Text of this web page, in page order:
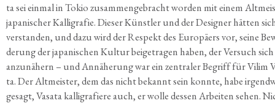
ta sei ein­mal in Tokio zusam­men­ge­bracht wor­den mit einem
japa­ni­scher Kal­li­gra­fie. Die­ser Künst­ler und der Desi­gner hät­ten
ver­stan­den, und dazu wird der Respekt des Euro­pä­ers vor, sei­ne
de­rung der japa­ni­schen Kul­tur bei­getra­gen haben, der Ver­such
anzu­nä­hern – und Annä­he­rung war ein zen­tra­ler Begriff für Vilim
ta. Der Alt­meis­ter, dem das nicht bekannt sein konn­te, habe
gesagt, Vasa­ta kal­li­gra­fie­re auch, er wol­le des­sen Arbei­ten sehen.